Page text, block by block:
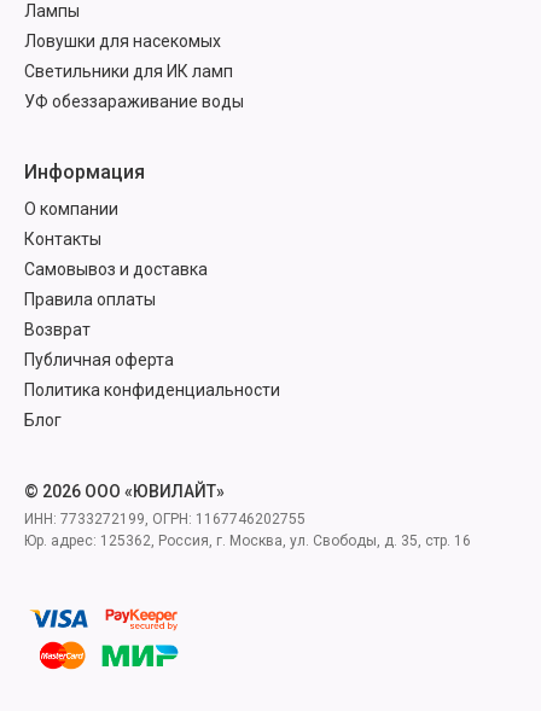
Лампы
Ловушки для насекомых
Светильники для ИК ламп
УФ обеззараживание воды
Информация
О компании
Контакты
Самовывоз и доставка
Правила оплаты
Возврат
Публичная оферта
Политика конфиденциальности
Блог
© 2026 ООО «ЮВИЛАЙТ»
ИНН: 7733272199, ОГРН: 1167746202755
Юр. адрес: 125362, Россия, г. Москва, ул. Свободы, д. 35, стр. 16